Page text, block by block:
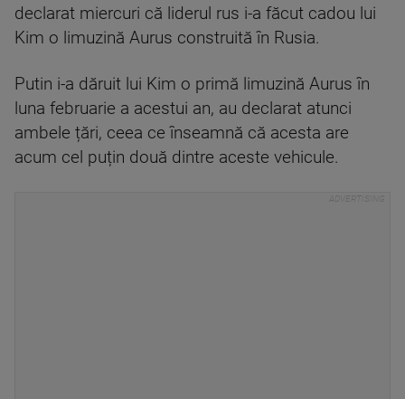
declarat miercuri că liderul rus i-a făcut cadou lui
Kim o limuzină Aurus construită în Rusia.
Putin i-a dăruit lui Kim o primă limuzină Aurus în
luna februarie a acestui an, au declarat atunci
ambele țări, ceea ce înseamnă că acesta are
acum cel puțin două dintre aceste vehicule.